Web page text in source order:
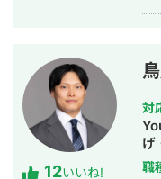
緒
発点で
援
フ
刺
ム
中
12いいね!
対
げ
職